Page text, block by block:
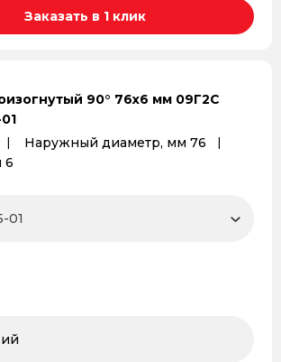
Заказать в 1 клик
90° 76x6 мм 09Г2С
Наружный диаметр, мм 76
6